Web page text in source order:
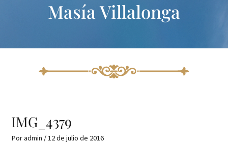
Masía Villalonga
IMG_4379
Poradmin /12 de julio de 2016